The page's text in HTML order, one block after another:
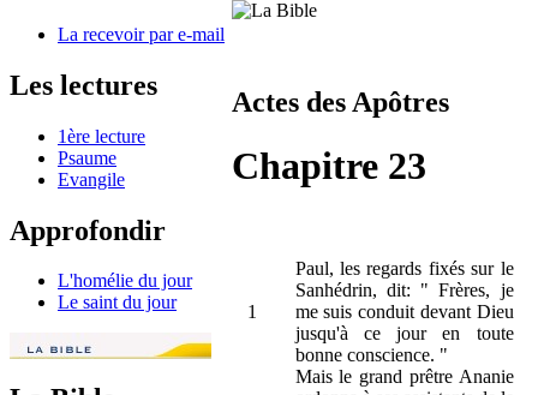
La recevoir par e-mail
Les lectures
1ère lecture
Psaume
Evangile
Approfondir
L'homélie du jour
Le saint du jour
Actes des Apôtres
Chapitre 23
1
Paul, les regards fixés sur le
Sanhédrin, dit: " Frères, je
me suis conduit devant Dieu
jusqu'à ce jour en toute
bonne conscience. "
Mais le grand prêtre Ananie